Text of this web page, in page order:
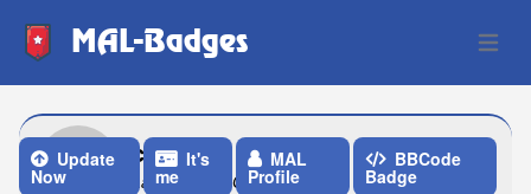
MAL-Badges Open
cerberu2
Last Update: One Week ago
Update
Now
It's
me
MAL
Profile
BBCode
Badge